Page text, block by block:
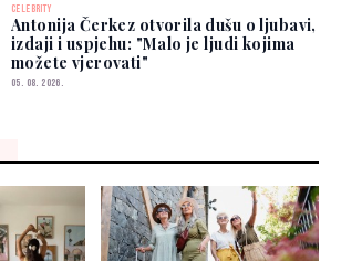
CELEBRITY
Antonija Čerkez otvorila dušu o ljubavi,
izdaji i uspjehu: "Malo je ljudi kojima
možete vjerovati"
05. 08. 2026.